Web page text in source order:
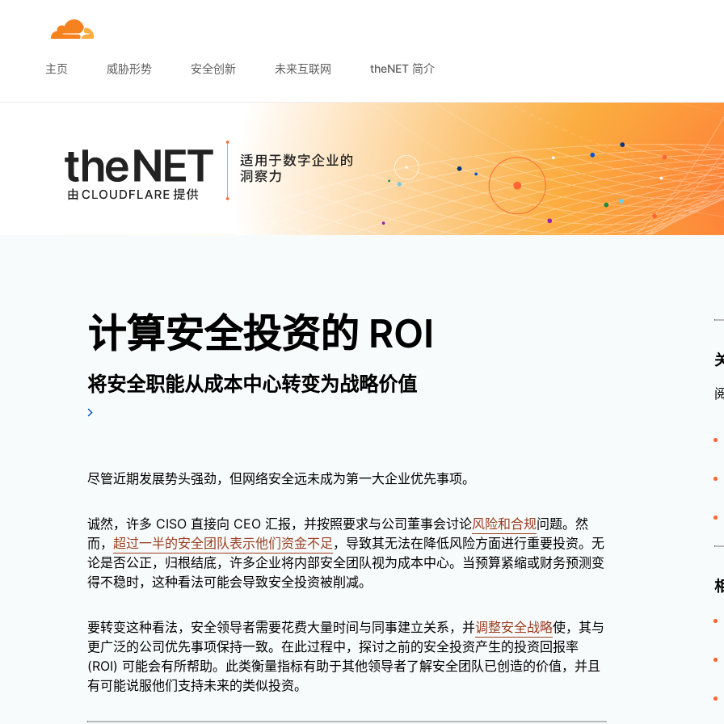
主页 威胁形势 安全创新 未来互联网 theNET 简介
计算安全投资的 ROI
将安全职能从成本中心转变为战略价值
尽管近期发展势头强劲，但网络安全远未成为第一大企业优先事项。
诚然，许多 CISO 直接向 CEO 汇报，并按照要求与公司董事会讨论风险和合规问题。然
而， 超过一半的安全团队表示他们资金不足，导致其无法在降低风险方面进行重要投资。无
论是否公正，归根结底，许多企业将内部安全团队视为成本中心。当预算紧缩或财务预测变
得不稳时，这种看法可能会导致安全投资被削减。
要转变这种看法，安全领导者需要花费大量时间与同事建立关系，并调整安全战略使，其与
更广泛的公司优先事项保持一致。在此过程中，探讨之前的安全投资产生的投资回报率
(ROI) 可能会有所帮助。此类衡量指标有助于其他领导者了解安全团队已创造的价值，并且
有可能说服他们支持未来的类似投资。